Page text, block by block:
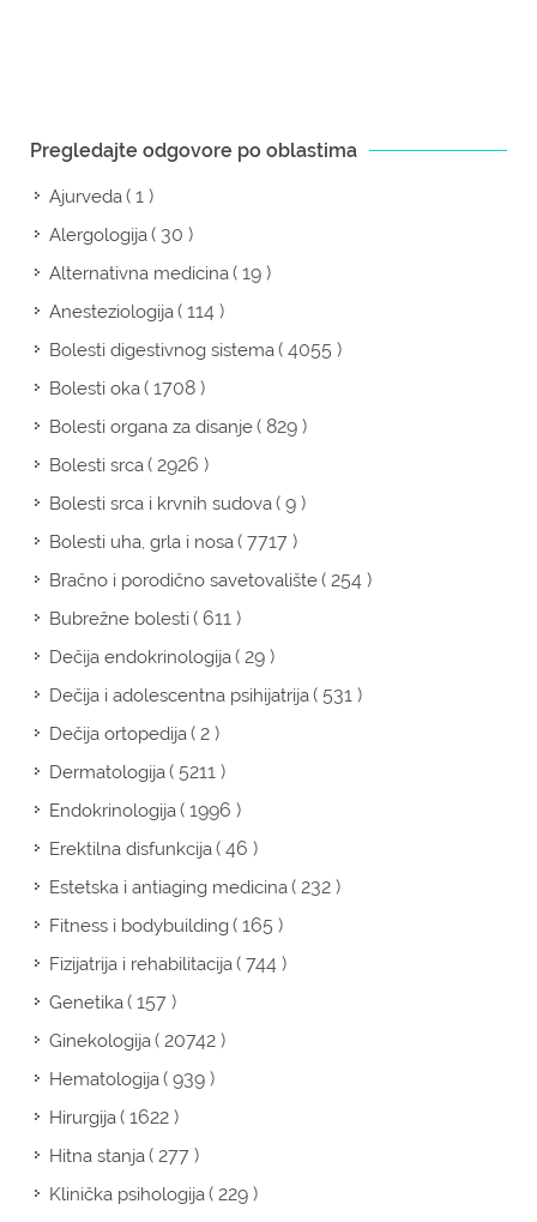
Pregledajte odgovore po oblastima
Ajurveda( 1 )
Alergologija( 30 )
Alternativna medicina( 19 )
Anesteziologija( 114 )
Bolesti digestivnog sistema( 4055 )
Bolesti oka( 1708 )
Bolesti organa za disanje( 829 )
Bolesti srca( 2926 )
Bolesti srca i krvnih sudova( 9 )
Bolesti uha, grla i nosa( 7717 )
Bračno i porodično savetovalište( 254 )
Bubrežne bolesti( 611 )
Dečija endokrinologija( 29 )
Dečija i adolescentna psihijatrija( 531 )
Dečija ortopedija( 2 )
Dermatologija( 5211 )
Endokrinologija( 1996 )
Erektilna disfunkcija( 46 )
Estetska i antiaging medicina( 232 )
Fitness i bodybuilding( 165 )
Fizijatrija i rehabilitacija( 744 )
Genetika( 157 )
Ginekologija( 20742 )
Hematologija( 939 )
Hirurgija( 1622 )
Hitna stanja( 277 )
Klinička psihologija( 229 )